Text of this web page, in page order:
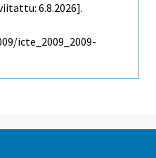
6.8.2026].
icte_2009_2009-